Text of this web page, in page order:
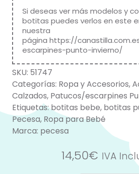
Si deseas ver más modelos y
botitas puedes verlos en este
nuestra
página https://
escarpines-punto-invierno/
SKU: 51747
Categorías: Ropa y Accesorios,
Calzados, Patucos/escarpines
Etiquetas:botitas bebe, botitas
Pecesa, Ropa para Bebé
Marca: pecesa
14,50€ IVA